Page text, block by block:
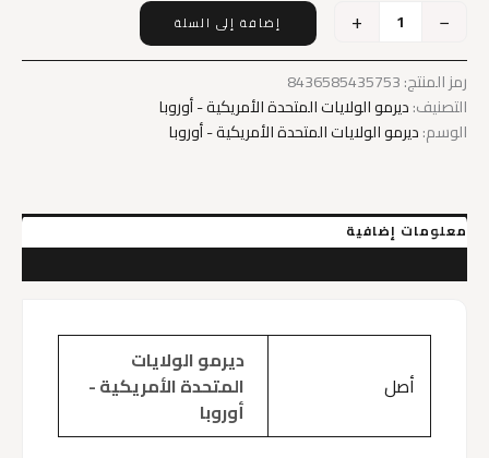
−
كمية
Beauty
Drops
Acido
Glicolico
7%
+ إضافة إلى السلة
رمز المنتج:8436585435753
التصنيف:ديرمو الولايات المتحدة الأمريكية - أوروبا
الوسم:ديرمو الولايات المتحدة الأمريكية - أوروبا
معلومات إضافية
أصل
ديرمو الولايات
المتحدة الأمريكية -
أوروبا